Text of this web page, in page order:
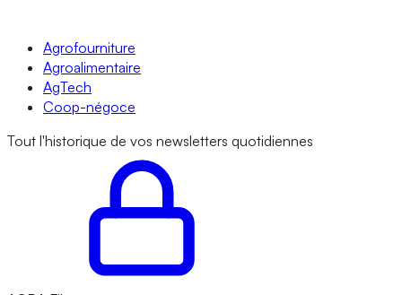
Agrofourniture
Agroalimentaire
AgTech
Coop-négoce
Tout l'historique de vos newsletters quotidiennes